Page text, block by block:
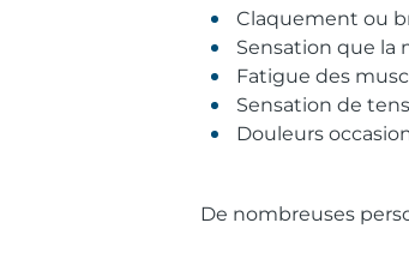
Claquement ou
Sensation que la
Fatigue des
Sensation de
Douleurs
De nombreuses